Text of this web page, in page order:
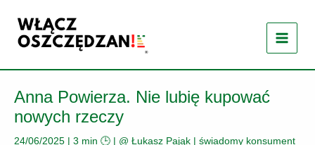
treści
Anna Powierza. Nie lubię kupować
nowych rzeczy
24/06/2025 | 3 min 🕒 | @ Łukasz Pająk | świadomy konsument